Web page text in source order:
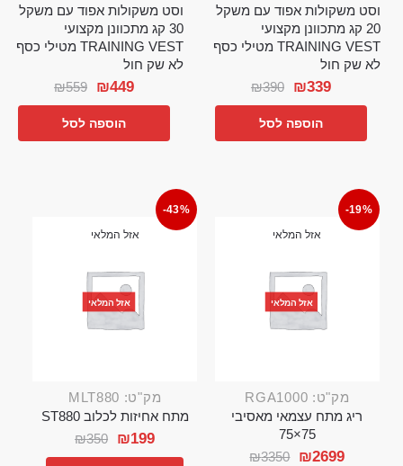
וסט משקולות אפוד עם משקל
20 קג מתכוונן מקצועי
TRAINING VEST מטילי כסף
לא שק חול
₪390 ₪339
הוספה לסל
וסט משקולות אפוד עם משקל
30 קג מתכוונן מקצועי
TRAINING VEST מטילי כסף
לא שק חול
₪559 ₪449
הוספה לסל
-19%
אזל המלאי
אזל המלאי
מק"ט: RGA1000
ריג מתח עצמאי מאסיבי
75×75
₪3350 ₪2699
-43%
אזל המלאי
אזל המלאי
מק"ט: MLT880
מתח אחיזות לכלוב ST880
₪350 ₪199